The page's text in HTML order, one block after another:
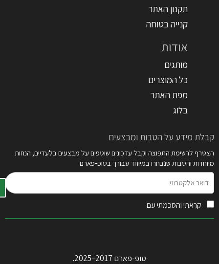
תקנון האתר
קנייה בטוחה
אודות
מותגים
כל המוצרים
מפת האתר
בלוג
קבלת מידע על הטבות ומבצעים
הצטרף לרשימת התפוצה וקבל עדכונים שוטפים על מבצעים בלעדיים, הנחות
מיוחדות והטבות שנבחרו במיוחד עבורך בטופ-פארם
אלקטרוני
קראתי והסכמתי עם
טופ-פארם 2017–2025.